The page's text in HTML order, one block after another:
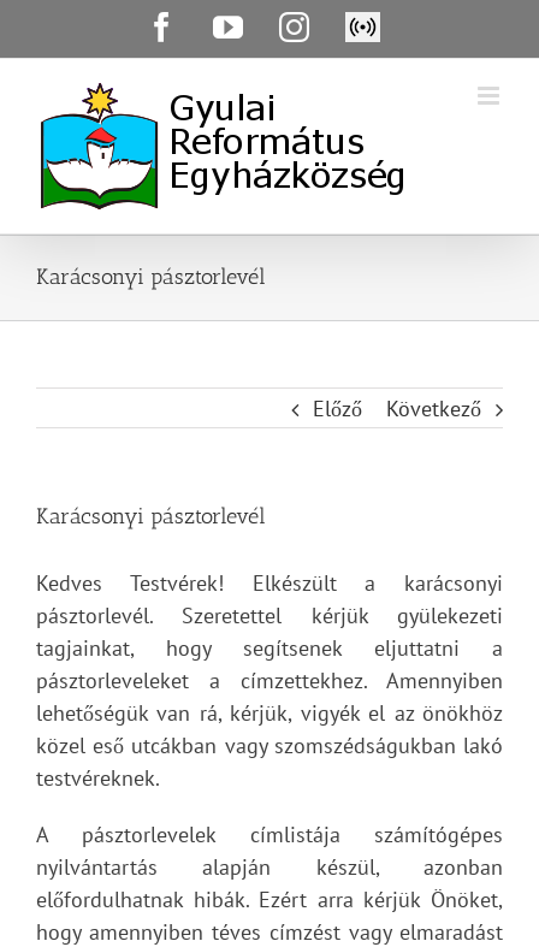
FacebookYouTubeInstagram
Élő
közvetítés
Karácsonyi pásztorlevél
Előző Következő
Karácsonyi pásztorlevél
Kedves Testvérek! Elkészült a karácsonyi
pásztorlevél. Szeretettel kérjük gyülekezeti
tagjainkat, hogy segítsenek eljuttatni a
pásztorleveleket a címzettekhez. Amennyiben
lehetőségük van rá, kérjük, vigyék el az önökhöz
közel eső utcákban vagy szomszédságukban lakó
testvéreknek.
A pásztorlevelek címlistája számítógépes
nyilvántartás alapján készül, azonban
előfordulhatnak hibák. Ezért arra kérjük Önöket,
hogy amennyiben téves címzést vagy elmaradást